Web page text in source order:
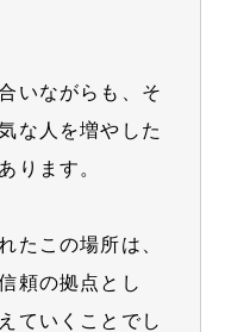
いながらも、そ
な人を増やした
ります。
たこの場所は、
頼の拠点とし
ていくことでし